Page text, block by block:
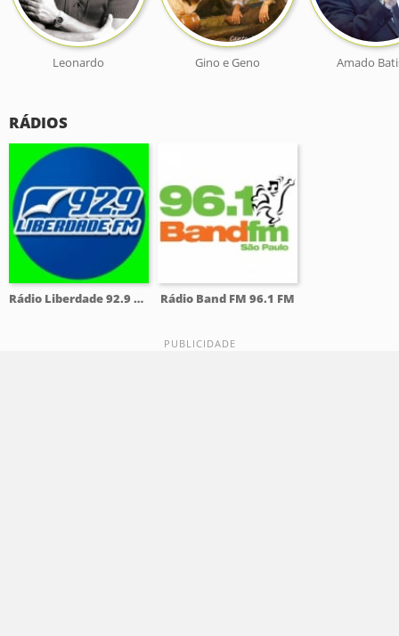
Leonardo Gino e Geno Amado
RÁDIOS
Rádio Liberdade 92.9 FM Rádio Band FM 96.1 FM